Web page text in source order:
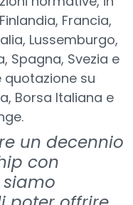
Francia,
Lussemburgo,
Spagna, Svezia e
quotazione su
Borsa Italiana e
un decennio
con
siamo